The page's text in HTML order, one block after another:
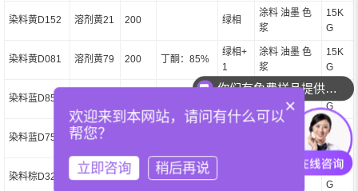
染料黄D152 溶剂黄21 200 绿相
涂料 油墨 色
浆
15K
G
染料黄D081 溶剂黄79 200 丁酮：85%
绿相+
1
涂料 油墨 色
浆
15K
G
染料蓝D855
涂料 油墨 色
15K
G
染料蓝D755
溶剂蓝13
涂料 油墨 色
15K
G
染料棕D322 溶剂棕43 200
丁酮：10
0%
涂料 油墨 色
15K
G
你们有免费样品提供吗？
你们可以提供配色服务吗？
×
欢迎来到本网站，请问有什么可以
帮您？
立即咨询 稍后再说